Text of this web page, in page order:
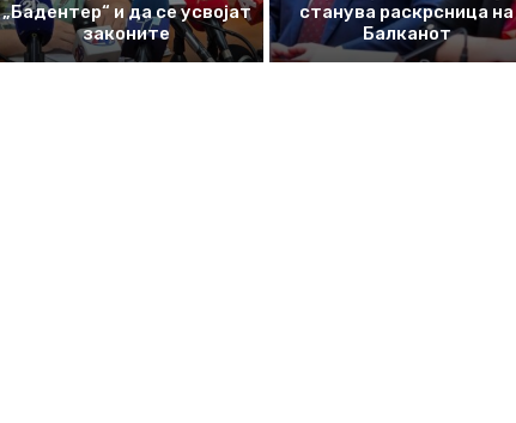
„Бадентер“ и да се усвојат
законите
станува раскрсница на
Балканот